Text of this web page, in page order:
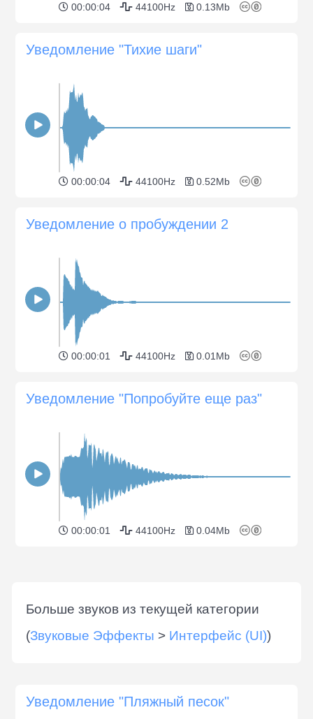
00:00:04 44100Hz 0.13Mb
Уведомление "Тихие шаги"
00:00:04 44100Hz 0.52Mb
Уведомление о пробуждении 2
00:00:01 44100Hz 0.01Mb
Уведомление "Попробуйте еще раз"
00:00:01 44100Hz 0.04Mb
Больше звуков из текущей категории
(Звуковые Эффекты > Интерфейс (UI))
Уведомление "Пляжный песок"